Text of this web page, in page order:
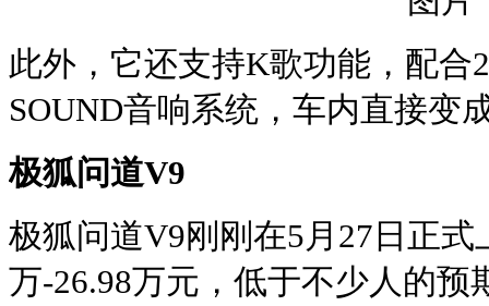
此外，它还支持K歌功能，配合
SOUND音响系统，车内直接变
极狐问道V9
极狐问道V9刚刚在5月27日正式
万-26.98万元，低于不少人的